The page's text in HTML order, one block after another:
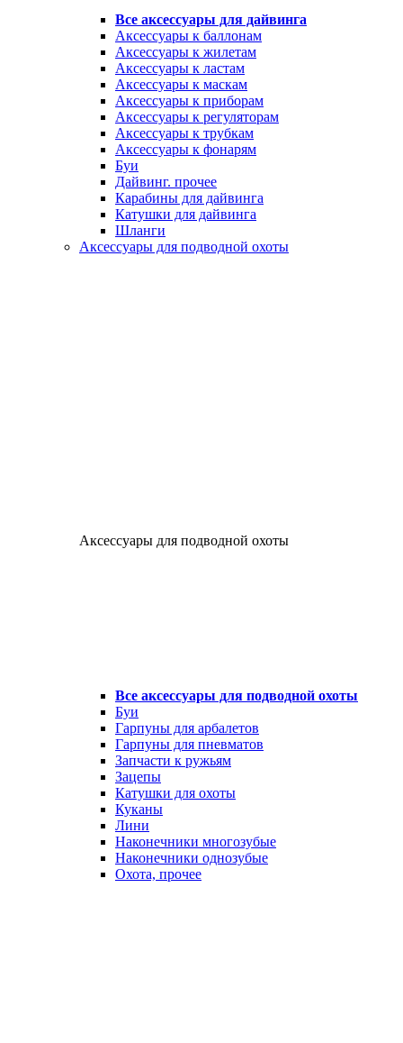
Все аксессуары для дайвинга
Аксессуары к баллонам
Аксессуары к жилетам
Аксессуары к ластам
Аксессуары к маскам
Аксессуары к приборам
Аксессуары к регуляторам
Аксессуары к трубкам
Аксессуары к фонарям
Буи
Дайвинг. прочее
Карабины для дайвинга
Катушки для дайвинга
Шланги
Аксессуары для подводной охоты
Аксессуары для подводной охоты
Все аксессуары для подводной охоты
Буи
Гарпуны для арбалетов
Гарпуны для пневматов
Запчасти к ружьям
Зацепы
Катушки для охоты
Куканы
Лини
Наконечники многозубые
Наконечники однозубые
Охота, прочее